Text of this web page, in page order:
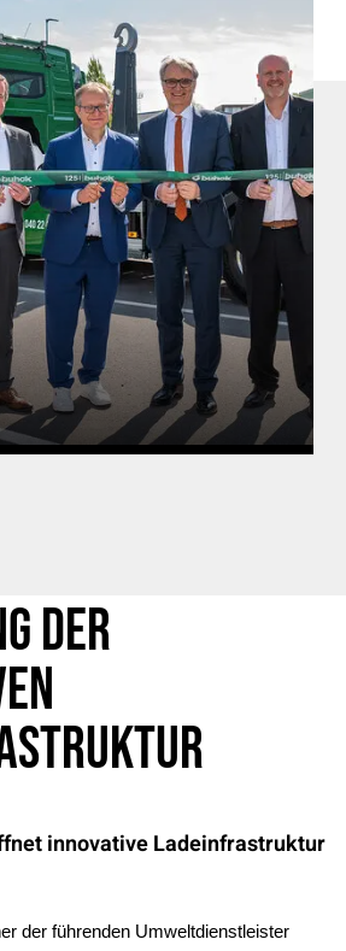
Service-Hotline: 04542 800 888
der
innovative Ladeinfrastruktur
der führenden Umweltdienstleister